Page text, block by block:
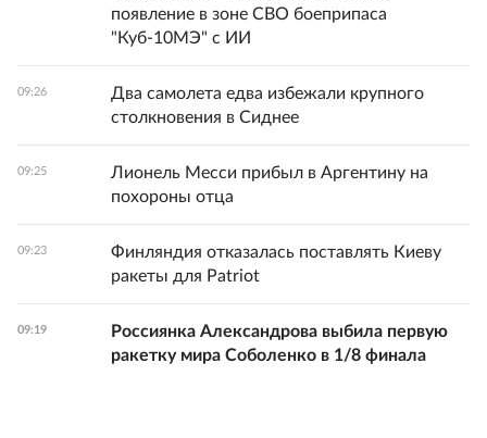
появление в зоне СВО боеприпаса
"Куб-10МЭ" с ИИ
09:26
Два самолета едва избежали крупного
столкновения в Сиднее
09:25
Лионель Месси прибыл в Аргентину на
похороны отца
09:23
Финляндия отказалась поставлять Киеву
ракеты для Patriot
09:19
Россиянка Александрова выбила первую
ракетку мира Соболенко в 1/8 финала